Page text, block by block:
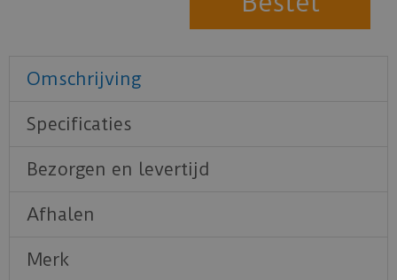
Omschrijving
Specificaties
Bezorgen en levertijd
Afhalen
Merk